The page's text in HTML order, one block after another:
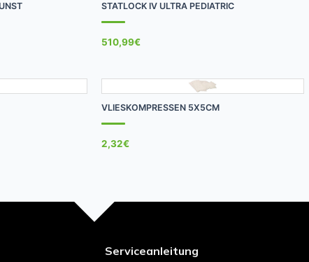
STATLOCK IV ULTRA PEDIATRIC
510,99€
VLIESKOMPRESSEN 5X5CM
2,32€
Serviceanleitung